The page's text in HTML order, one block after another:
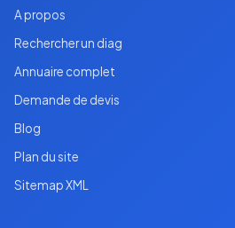
A propos
Rechercher un diag
Annuaire complet
Demande de devis
Blog
Plan du site
Sitemap XML